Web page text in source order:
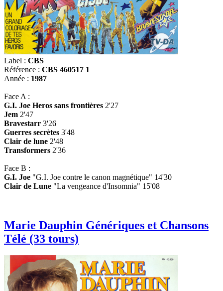
Label : CBS
Référence : CBS 460517 1
Année : 1987
Face A :
G.I. Joe Heros sans frontières 2'27
Jem 2'47
Bravestarr 3'26
Guerres secrètes 3'48
Clair de lune 2'48
Transformers 2'36
Face B :
G.I. Joe "G.I. Joe contre le canon magnétique" 14'30
Clair de Lune "La vengeance d'Insomnia" 15'08
Marie Dauphin Génériques et Chansons
Télé (33 tours)